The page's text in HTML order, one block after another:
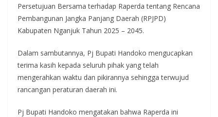
Persetujuan Bersama terhadap Raperda tentang Rencana
Pembangunan Jangka Panjang Daerah (RPJPD)
Kabupaten Nganjuk Tahun 2025 – 2045.
Dalam sambutannya, Pj Bupati Handoko mengucapkan
terima kasih kepada seluruh pihak yang telah
mengerahkan waktu dan pikirannya sehingga terwujud
rancangan peraturan daerah ini.
Pj Bupati Handoko mengatakan bahwa Raperda ini